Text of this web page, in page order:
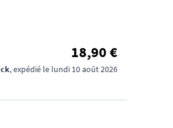
18,90 €
, expédié le lundi 10 août 2026